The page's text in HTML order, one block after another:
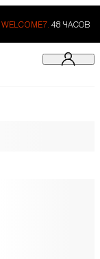
WELCOME7. 48 ЧАСОВ